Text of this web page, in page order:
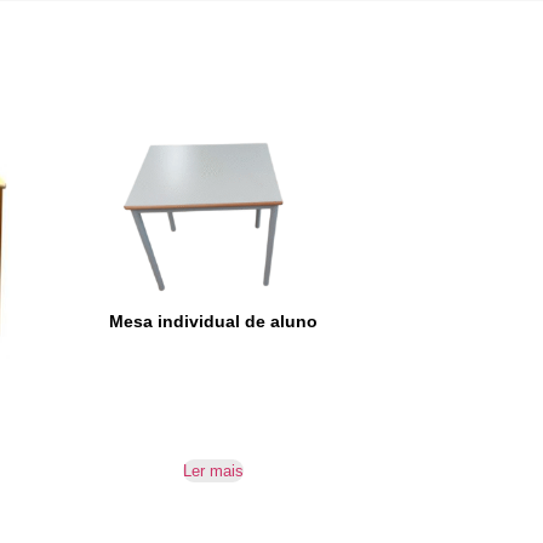
Mesa individual de aluno
Ler mais